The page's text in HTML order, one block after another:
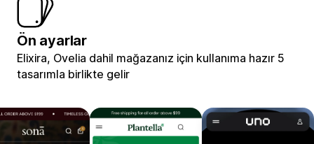
Ön ayarlar
Elixira, Ovelia dahil mağazanız için kullanıma hazır 5
tasarımla birlikte gelir